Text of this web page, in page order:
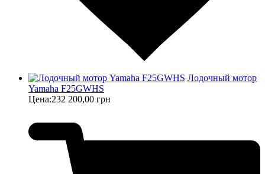
Лодочный мотор
Yamaha F25GWHS
Цена:232 200,00 грн